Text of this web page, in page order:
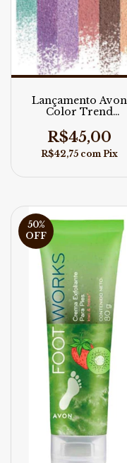
Lançamento Avon
Color Trend
sombras
R$45,00
R$42,75 com Pix
50%
OFF